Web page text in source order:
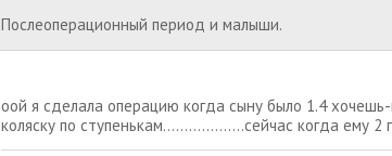
Послеоперационный период и малыши.
оой я сделала операцию когда сыну было 1.4
коляску по ступенькам...................сейчас когда ему